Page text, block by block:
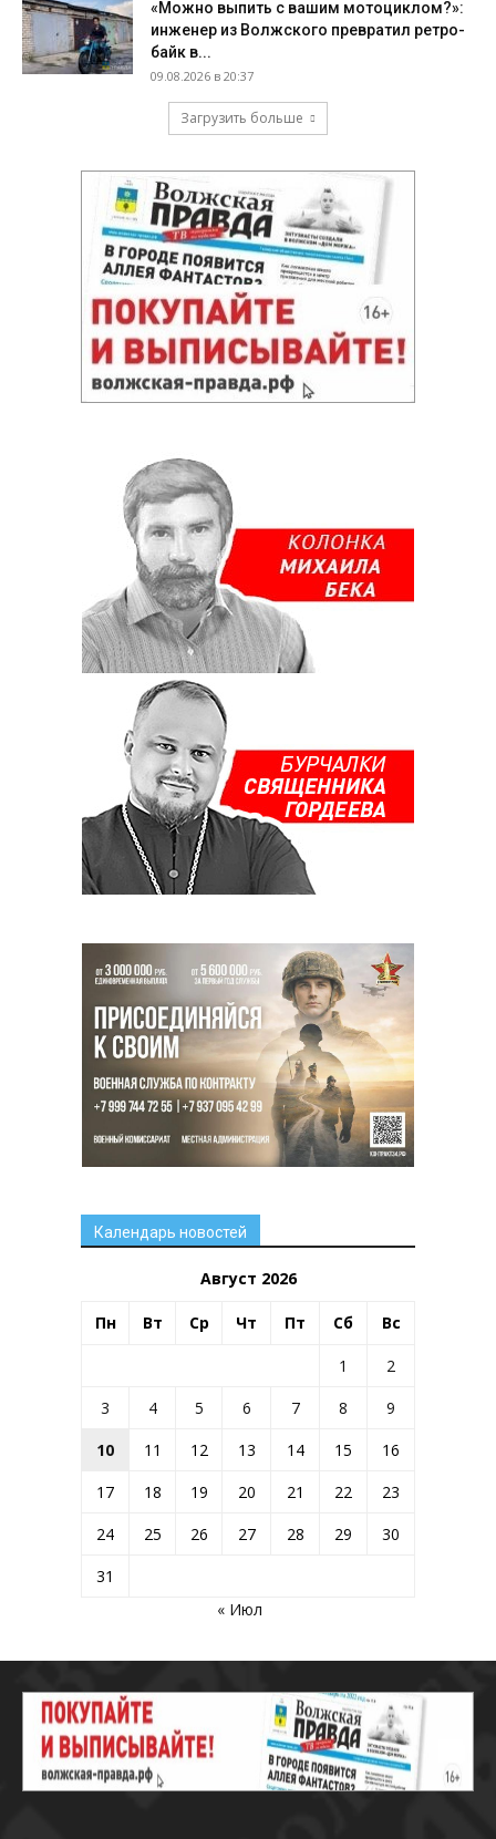
«Можно выпить с вашим мотоциклом?»:
инженер из Волжского превратил ретро-
байк в...
09.08.2026 в 20:37
Загрузить больше
Календарь новостей
Август 2026
Пн Вт Ср Чт Пт Сб Вс
1
2
3
4 5 6 7 8
9
10
11 12 13 14 15
16
17
18 19 20 21 22
23
24
25 26 27 28 29
30
31
« Июл